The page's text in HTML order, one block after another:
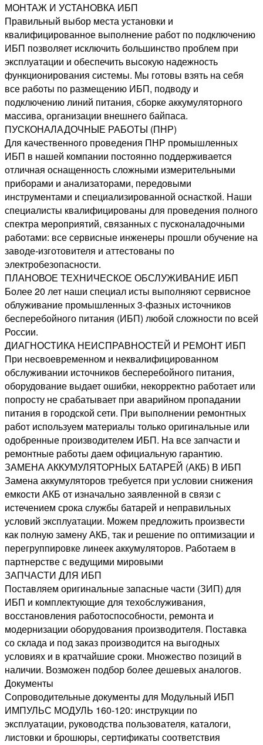
МОНТАЖ И УСТАНОВКА ИБП
Правильный выбор места установки и
квалифицированное выполнение работ по подключению
ИБП позволяет исключить большинство проблем при
эксплуатации и обеспечить высокую надежность
функционирования системы. Мы готовы взять на себя
все работы по размещению ИБП, подводу и
подключению линий питания, сборке аккумуляторного
массива, организации внешнего байпаса.
ПУСКОНАЛАДОЧНЫЕ РАБОТЫ (ПНР)
Для качественного проведения ПНР промышленных
ИБП в нашей компании постоянно поддерживается
отличная оснащенность сложными измерительными
приборами и анализаторами, передовыми
инструментами и специализированной оснасткой. Наши
специалисты квалифицированы для проведения полного
спектра мероприятий, связанных с пусконаладочными
работами: все сервисные инженеры прошли обучение на
заводе-изготовителя и аттестованы по
электробезопасности.
ПЛАНОВОЕ ТЕХНИЧЕСКОЕ ОБСЛУЖИВАНИЕ ИБП
Более 20 лет наши специал исты выполняют сервисное
облуживание промышленных 3-фазных источников
бесперебойного питания (ИБП) любой сложности по всей
России.
ДИАГНОСТИКА НЕИСПРАВНОСТЕЙ И РЕМОНТ ИБП
При несвоевременном и неквалифицированном
обслуживании источников бесперебойного питания,
оборудование выдает ошибки, некорректно работает или
попросту не срабатывает при аварийном пропадании
питания в городской сети. При выполнении ремонтных
работ используем материалы только оригинальные или
одобренные производителем ИБП. На все запчасти и
ремонтные работы даем официальную гарантию.
ЗАМЕНА АККУМУЛЯТОРНЫХ БАТАРЕЙ (АКБ) В ИБП
Замена аккумуляторов требуется при условии снижения
емкости АКБ от изначально заявленной в связи с
истечением срока службы батарей и неправильных
условий эксплуатации. Можем предложить произвести
как полную замену АКБ, так и решение по оптимизации и
перегруппировке линеек аккумуляторов. Работаем в
партнерстве с ведущими мировыми
ЗАПЧАСТИ ДЛЯ ИБП
Поставляем оригинальные запасные части (ЗИП) для
ИБП и комплектующие для техобслуживания,
восстановления работоспособности, ремонта и
модернизации оборудования производителя. Поставка
со склада и под заказ производится на выгодных
условиях и в кратчайшие сроки. Множество позиций в
наличии. Возможен подбор более дешевых аналогов.
Документы
Сопроводительные документы для Модульный ИБП
ИМПУЛЬС МОДУЛЬ 160-120: инструкции по
эксплуатации, руководства пользователя, каталоги,
листовки и брошюры, сертификаты соответствия